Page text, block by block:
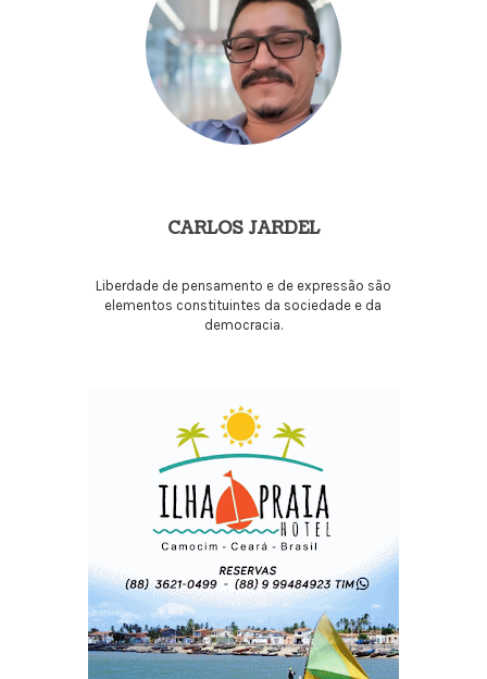
CARLOS JARDEL
Liberdade de pensamento e de expressão são
elementos constituintes da sociedade e da
democracia.